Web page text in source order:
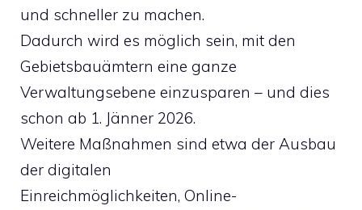
und schneller zu machen.
Dadurch wird es möglich sein, mit den
Gebietsbauämtern eine ganze
Verwaltungsebene einzusparen – und dies
schon ab 1. Jänner 2026.
Weitere Maßnahmen sind etwa der Ausbau
der digitalen
Einreichmöglichkeiten, Online-